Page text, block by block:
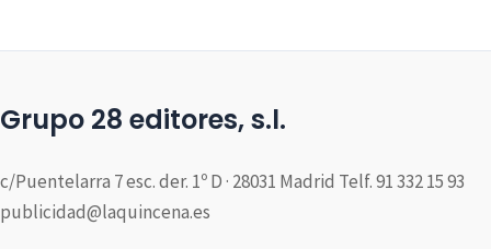
Grupo 28 editores, s.l.
c/Puentelarra 7 esc. der. 1º D · 28031 Madrid Telf. 91 332 15 93
publicidad@laquincena.es